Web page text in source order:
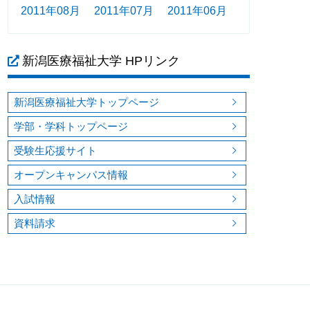
2011年08月
2011年07月 2011年06月
新潟医療福祉大学 HPリンク
新潟医療福祉大学トップページ
学部・学科トップページ
受験生応援サイト
オープンキャンパス情報
入試情報
資料請求